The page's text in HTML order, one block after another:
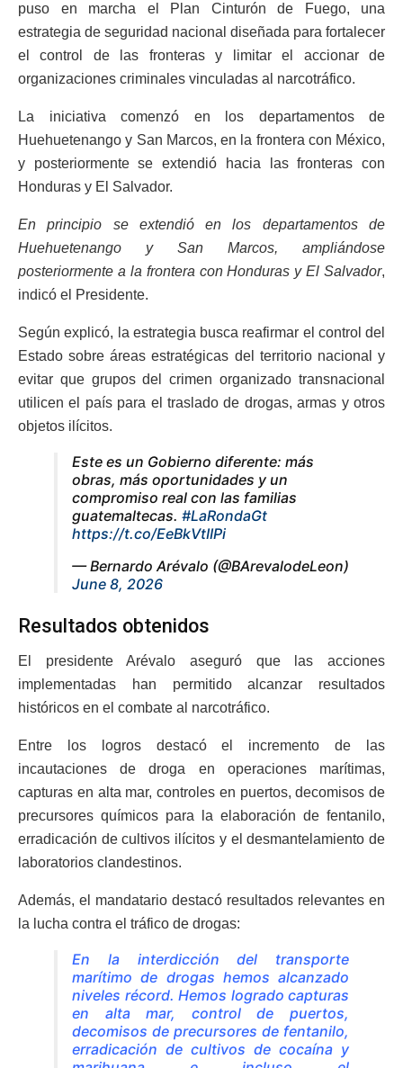
puso en marcha el Plan Cinturón de Fuego, una
estrategia de seguridad nacional diseñada para fortalecer
el control de las fronteras y limitar el accionar de
organizaciones criminales vinculadas al narcotráfico.
La iniciativa comenzó en los departamentos de
Huehuetenango y San Marcos, en la frontera con México,
y posteriormente se extendió hacia las fronteras con
Honduras y El Salvador.
En principio se extendió en los departamentos de
Huehuetenango y San Marcos, ampliándose
posteriormente a la frontera con Honduras y El Salvador,
indicó el Presidente.
Según explicó, la estrategia busca reafirmar el control del
Estado sobre áreas estratégicas del territorio nacional y
evitar que grupos del crimen organizado transnacional
utilicen el país para el traslado de drogas, armas y otros
objetos ilícitos.
Este es un Gobierno diferente: más
obras, más oportunidades y un
compromiso real con las familias
guatemaltecas. #LaRondaGt
https://t.co/EeBkVtIIPi
— Bernardo Arévalo (@BArevalodeLeon)
June 8, 2026
Resultados obtenidos
El presidente Arévalo aseguró que las acciones
implementadas han permitido alcanzar resultados
históricos en el combate al narcotráfico.
Entre los logros destacó el incremento de las
incautaciones de droga en operaciones marítimas,
capturas en alta mar, controles en puertos, decomisos de
precursores químicos para la elaboración de fentanilo,
erradicación de cultivos ilícitos y el desmantelamiento de
laboratorios clandestinos.
Además, el mandatario destacó resultados relevantes en
la lucha contra el tráfico de drogas:
En la interdicción del transporte
marítimo de drogas hemos alcanzado
niveles récord. Hemos logrado capturas
en alta mar, control de puertos,
decomisos de precursores de fentanilo,
erradicación de cultivos de cocaína y